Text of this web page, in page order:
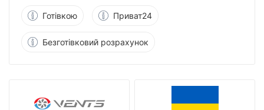
Готівкою Приват24
Безготівковий розрахунок